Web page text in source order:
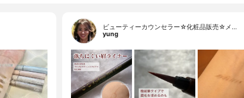
ビューティーカウンセラー☆化粧品販売☆メ…
yung